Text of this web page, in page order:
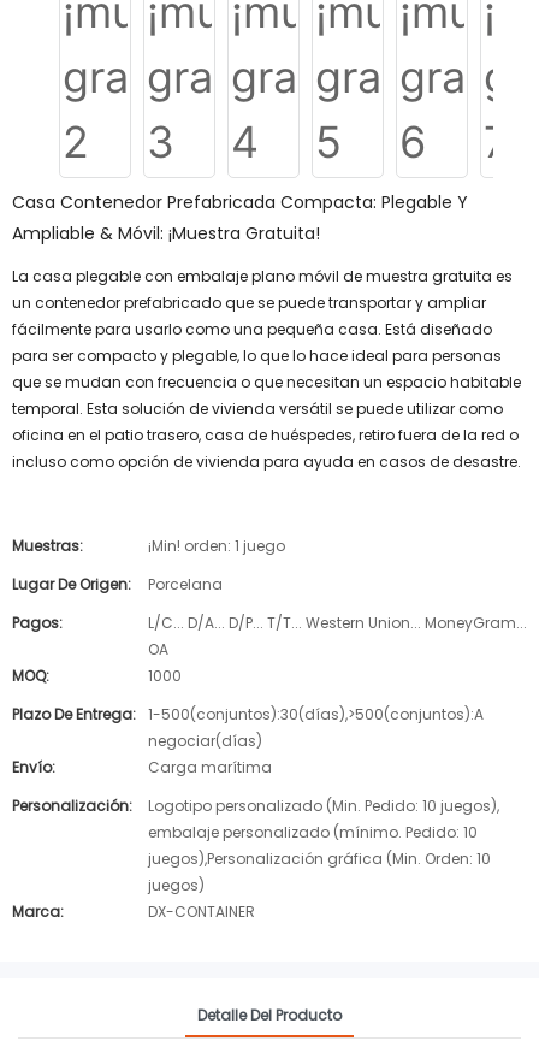
Casa Contenedor Prefabricada Compacta: Plegable Y
Ampliable & Móvil: ¡muestra Gratuita!
La casa plegable con embalaje plano móvil de muestra gratuita es
un contenedor prefabricado que se puede transportar y ampliar
fácilmente para usarlo como una pequeña casa. Está diseñado
para ser compacto y plegable, lo que lo hace ideal para personas
que se mudan con frecuencia o que necesitan un espacio habitable
temporal. Esta solución de vivienda versátil se puede utilizar como
oficina en el patio trasero, casa de huéspedes, retiro fuera de la red o
incluso como opción de vivienda para ayuda en casos de desastre.
Muestras:
¡Min! orden: 1 juego
Lugar De Origen:
Porcelana
Pagos:
L/C... D/A... D/P... T/T... Western Union... MoneyGram...
OA
MOQ:
1000
Plazo De Entrega: 1-500(conjuntos):30(días),>500(conjuntos):A
negociar(días)
Envío:
Carga marítima
Personalización:
Logotipo personalizado (Min. Pedido: 10 juegos),
embalaje personalizado (mínimo. Pedido: 10
juegos),Personalización gráfica (Min. Orden: 10
juegos)
Marca:
DX-CONTAINER
Detalle Del Producto